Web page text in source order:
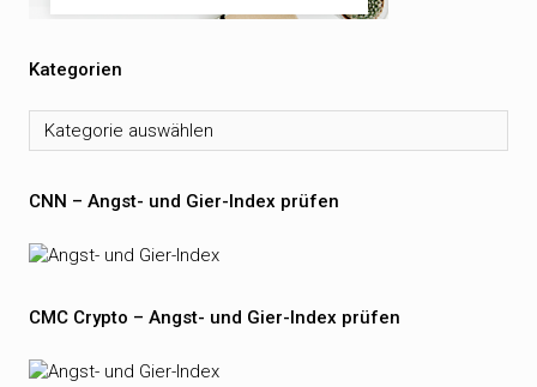
Kategorien
Kategorien
CNN – Angst- und Gier-Index prüfen
CMC Crypto – Angst- und Gier-Index prüfen